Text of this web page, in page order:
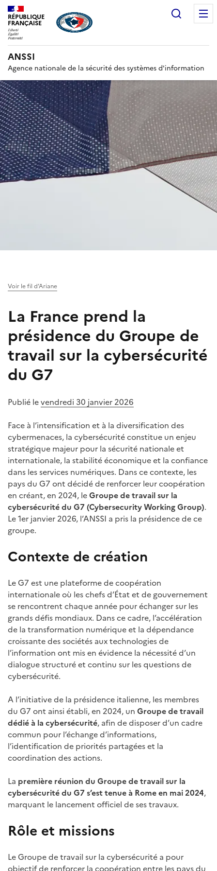
RÉPUBLIQUE
FRANÇAISE
ANSSI
Agence nationale de la sécurité des systèmes d'information
Voir le fil d’Ariane
La France prend la
présidence du Groupe de
travail sur la cybersécurité
du G7
Publié levendredi 30 janvier 2026
Face à l’intensification et à la diversification des
cybermenaces, la cybersécurité constitue un enjeu
stratégique majeur pour la sécurité nationale et
internationale, la stabilité économique et la confiance
dans les services numériques. Dans ce contexte, les
pays du G7 ont décidé de renforcer leur coopération
en créant, en 2024, leGroupe de travail sur la
cybersécurité du G7 (Cybersecurity Working Group).
Le 1er janvier 2026, l’ANSSI a pris la présidence de ce
groupe.
Contexte de création
Le G7 est une plateforme de coopération
internationale où les chefs d’État et de gouvernement
se rencontrent chaque année pour échanger sur les
grands défis mondiaux. Dans ce cadre, l’accélération
de la transformation numérique et la dépendance
croissante des sociétés aux technologies de
l’information ont mis en évidence la nécessité d’un
dialogue structuré et continu sur les questions de
cybersécurité.
A l’initiative de la présidence italienne, les membres
du G7 ont ainsi établi, en 2024, un Groupe de travail
dédié à la cybersécurité, afin de disposer d’un cadre
commun pour l’échange d’informations,
l’identification de priorités partagées et la
coordination des actions.
La première réunion du Groupe de travail sur la
cybersécurité du G7 s’est tenue à Rome en mai 2024,
marquant le lancement officiel de ses travaux.
Rôle et missions
Le Groupe de travail sur la cybersécurité a pour
objectif de renforcer la coopération entre les pays du